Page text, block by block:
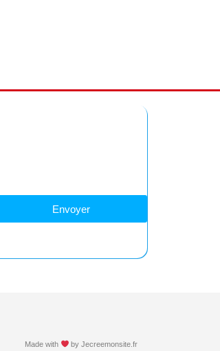
Envoyer
Made with byJecreemonsite.fr​